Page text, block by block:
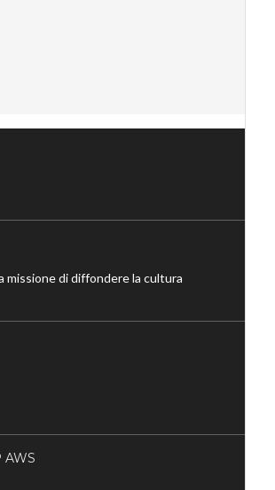
missione di diffondere la cultura
AWS